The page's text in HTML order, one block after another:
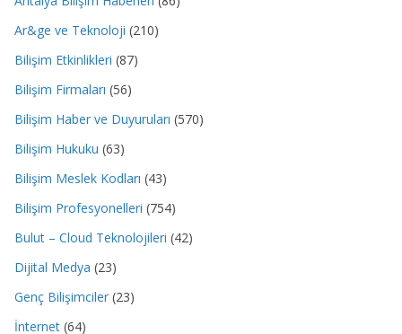
Ar&ge ve Teknoloji (210)
Bilişim Etkinlikleri (87)
Bilişim Firmaları (56)
Bilişim Haber ve Duyuruları (570)
Bilişim Hukuku (63)
Bilişim Meslek Kodları (43)
Bilişim Profesyonelleri (754)
Bulut – Cloud Teknolojileri (42)
Dijital Medya (23)
Genç Bilişimciler (23)
İnternet (64)